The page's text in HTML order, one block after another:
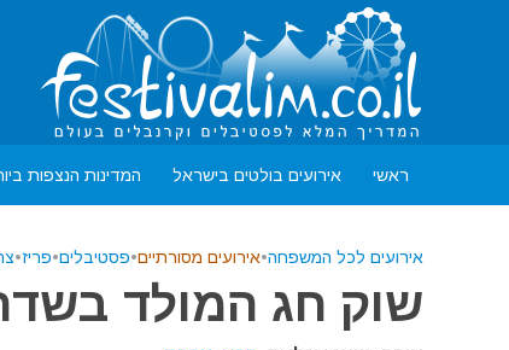
ראשי אירועים בולטים בישראל המדינות הנצפות
אירועים לכל המשפחה•אירועים מסורתיים•פסטיבלים•פריז•
שוק חג המולד